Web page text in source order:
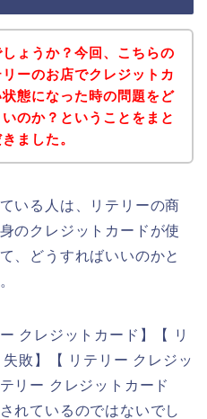
ょうか？今回、こちらの
ーのお店でクレジットカ
態になった時の問題をど
のか？ということをまと
ました。
いる人は、リテリーの商
のクレジットカードが使
、どうすればいいのかと
クレジットカード】【 リ
敗】【 リテリー クレジッ
リー クレジットカード
れているのではないでし